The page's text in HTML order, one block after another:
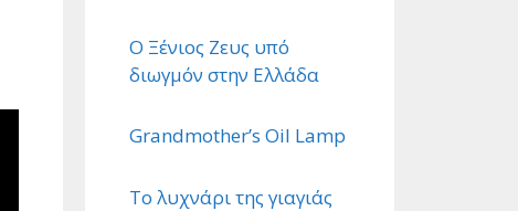
Ο Ξένιος Ζευς υπό
διωγμόν στην Ελλάδα
Grandmother’s Oil Lamp
Το λυχνάρι της γιαγιάς